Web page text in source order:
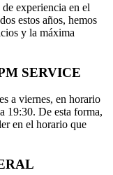
experiencia en el
estos años, hemos
y la máxima
SERVICE
a viernes, en horario
19:30. De esta forma,
en el horario que